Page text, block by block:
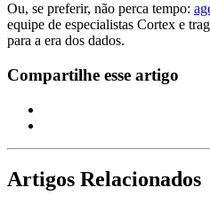
Ou, se preferir, não perca tempo:
equipe de especialistas Cortex e
para a era dos dados.
Compartilhe esse artigo
Artigos Relacionados